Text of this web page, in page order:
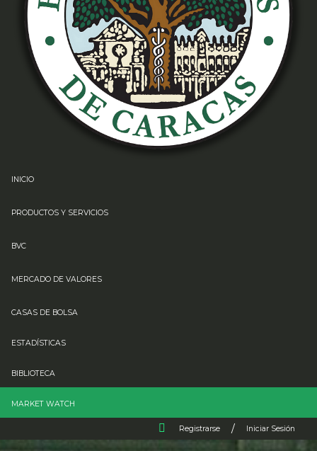
INICIO
PRODUCTOS Y SERVICIOS
BVC
MERCADO DE VALORES
CASAS DE BOLSA
ESTADÍSTICAS
BIBLIOTECA
MARKET WATCH
Registrarse / Iniciar Sesión